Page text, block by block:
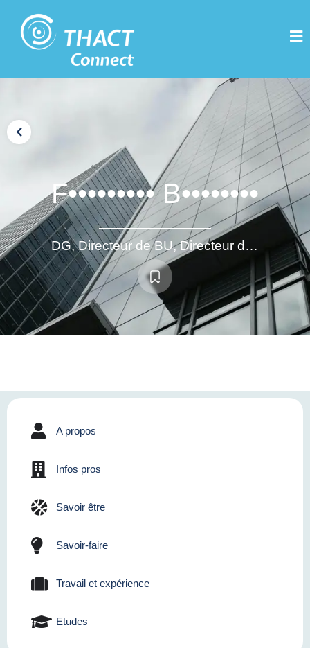
F••••••••• B••••••••
DG, Directeur de BU, Directeur du Développement, fusion acquisition, structuration d'activité : langue de travail Anglais
A propos
Infos pros
Savoir être
Savoir-faire
Travail et expérience
Etudes